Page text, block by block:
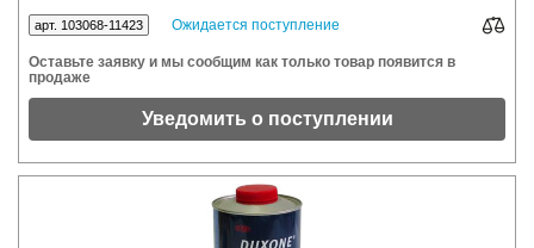
арт. 103068-11423 Ожидается поступление
Оставьте заявку и мы сообщим как только товар появится в
продаже
Уведомить о поступлении